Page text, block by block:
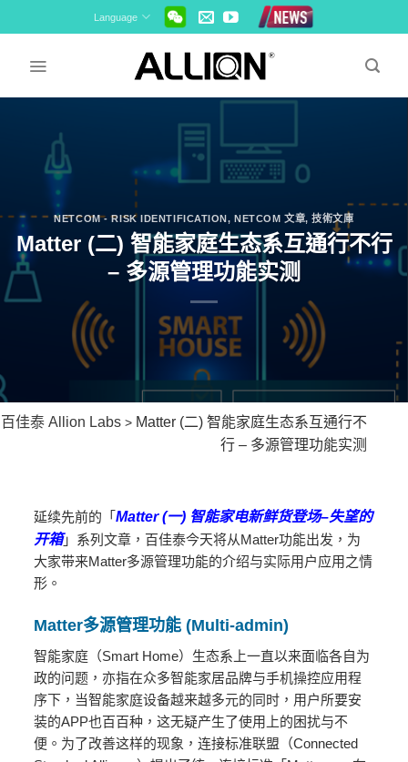
to
Language
NETCOM - RISK IDENTIFICATION, NETCOM 文章,技術文庫
Matter (二) 智能家庭生态系互通行不行
– 多源管理功能实测
百佳泰 Allion Labs > Matter (二) 智能家庭生态系互通行不
行 – 多源管理功能实测
延续先前的「Matter (一) 智能家电新鲜货登场–失望的
开箱」系列文章，百佳泰今天将从Matter功能出发，为
大家带来Matter多源管理功能的介绍与实际用户应用之情
形。
Matter多源管理功能 (Multi-admin)
智能家庭（Smart Home）生态系上一直以来面临各自为
政的问题，亦指在众多智能家居品牌与手机操控应用程
序下，当智能家庭设备越来越多元的同时，用户所要安
装的APP也百百种，这无疑产生了使用上的困扰与不
便。为了改善这样的现象，连接标准联盟（Connected